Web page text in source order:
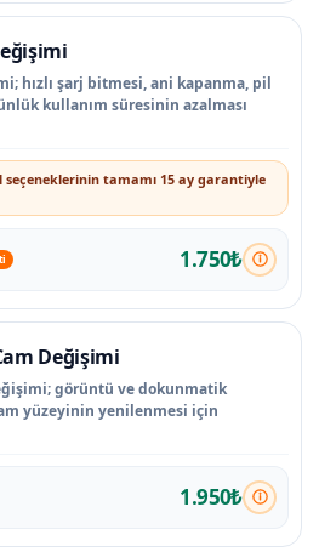
hızlı şarj bitmesi, ani kapanma, pil
kullanım süresinin azalması
seçeneklerinin tamamı 15 ay garantiyle
1.750₺
Değişimi
görüntü ve dokunmatik
yüzeyinin yenilenmesi için
1.950₺